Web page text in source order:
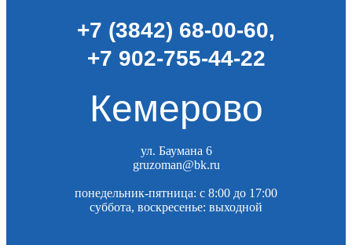
+7 (3842) 68-00-60,
+7 902-755-44-22
Кемерово
ул. Баумана 6
gruzoman@bk.ru
понедельник-пятница: c 8:00 до 17:00
суббота, воскресенье: выходной